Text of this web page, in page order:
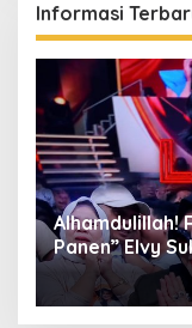
Informasi
Alhamdulillah!
Panen” Elvy